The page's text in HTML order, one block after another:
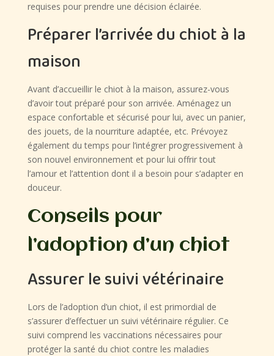
requises pour prendre une décision éclairée.
Préparer l’arrivée du chiot à la
maison
Avant d’accueillir le chiot à la maison, assurez-vous
d’avoir tout préparé pour son arrivée. Aménagez un
espace confortable et sécurisé pour lui, avec un panier,
des jouets, de la nourriture adaptée, etc. Prévoyez
également du temps pour l’intégrer progressivement à
son nouvel environnement et pour lui offrir tout
l’amour et l’attention dont il a besoin pour s’adapter en
douceur.
Conseils pour
l’adoption d’un chiot
Assurer le suivi vétérinaire
Lors de l’adoption d’un chiot, il est primordial de
s’assurer d’effectuer un suivi vétérinaire régulier. Ce
suivi comprend les vaccinations nécessaires pour
protéger la santé du chiot contre les maladies